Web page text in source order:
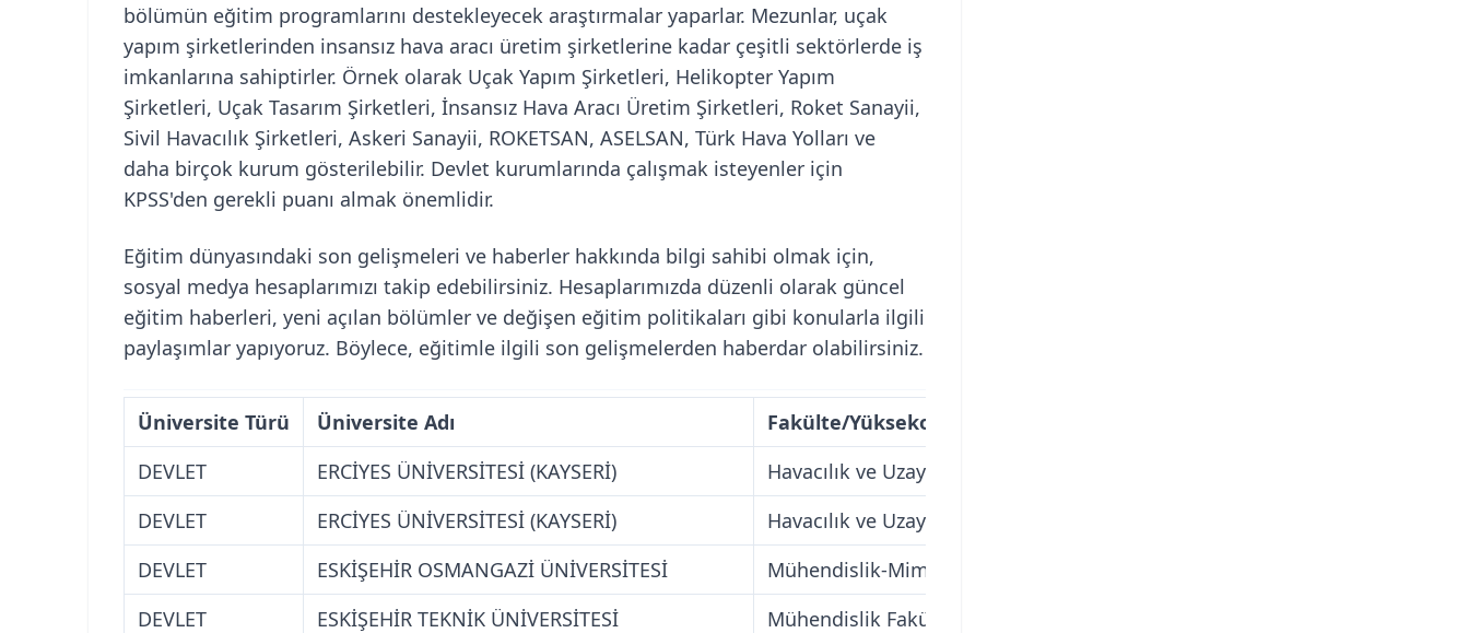
bölümün eğitim programlarını destekleyecek araştırmalar yaparlar. Mezunlar, uçak
yapım şirketlerinden insansız hava aracı üretim şirketlerine kadar çeşitli sektörlerde iş
imkanlarına sahiptirler. Örnek olarak Uçak Yapım Şirketleri, Helikopter Yapım
Şirketleri, Uçak Tasarım Şirketleri, İnsansız Hava Aracı Üretim Şirketleri, Roket Sanayii,
Sivil Havacılık Şirketleri, Askeri Sanayii, ROKETSAN, ASELSAN, Türk Hava Yolları ve
daha birçok kurum gösterilebilir. Devlet kurumlarında çalışmak isteyenler için
KPSS'den gerekli puanı almak önemlidir.
Eğitim dünyasındaki son gelişmeleri ve haberler hakkında bilgi sahibi olmak için,
sosyal medya hesaplarımızı takip edebilirsiniz. Hesaplarımızda düzenli olarak güncel
eğitim haberleri, yeni açılan bölümler ve değişen eğitim politikaları gibi konularla ilgili
paylaşımlar yapıyoruz. Böylece, eğitimle ilgili son gelişmelerden haberdar olabilirsiniz.
Üniversite Türü Üniversite Adı Fakülte/Yüksekokul Adı
DEVLET
ERCİYES ÜNİVERSİTESİ (KAYSERİ) Havacılık ve Uzay Bilimleri Fakültesi
DEVLET
ERCİYES ÜNİVERSİTESİ (KAYSERİ) Havacılık ve Uzay Bilimleri Fakültesi
DEVLET
ESKİŞEHİR OSMANGAZİ ÜNİVERSİTESİ Mühendislik-Mimarlık Fakültesi
DEVLET
ESKİŞEHİR TEKNİK ÜNİVERSİTESİ Mühendislik Fakültesi